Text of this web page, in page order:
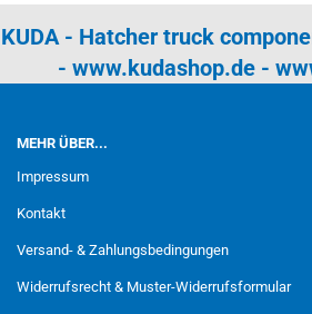
KUDA - Hatcher truck
- www.kudashop.de-
MEHR ÜBER...
Impressum
Kontakt
Versand- & Zahlungsbedingungen
Widerrufsrecht & Muster-Widerrufsformular